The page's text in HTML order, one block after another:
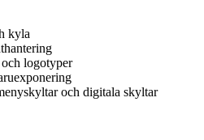
kyla
logotyper
och digitala skyltar